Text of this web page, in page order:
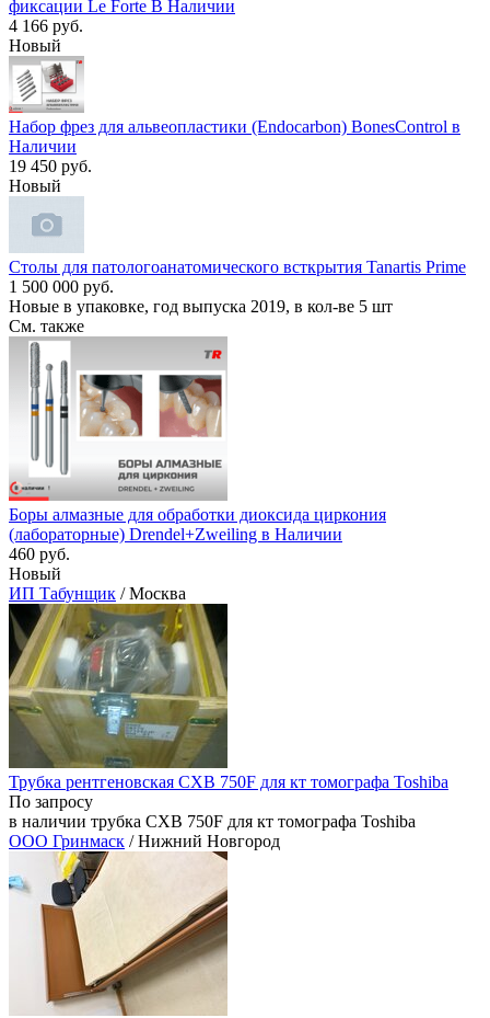
фиксации Le Forte В Наличии
4 166 руб.
Новый
Набор фрез для альвеопластики (Endocarbon) BonesControl в
Наличии
19 450 руб.
Новый
Столы для патологоанатомического всткрытия Tanartis Prime
1 500 000 руб.
Новые в упаковке, год выпуска 2019, в кол-ве 5 шт
См. также
Боры алмазные для обработки диоксида циркония
(лабораторные) Drendel+Zweiling в Наличии
460 руб.
Новый
ИП Табунщик / Москва
Трубка рентгеновская CXB 750F для кт томографа Toshiba
По запросу
в наличии трубка CXB 750F для кт томографа Toshiba
ООО Гринмаск / Нижний Новгород